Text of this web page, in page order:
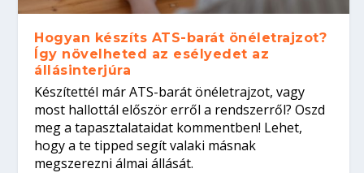
Hogyan készíts ATS-barát önéletrajzot?
Így növelheted az esélyedet az
állásinterjúra
Készítettél már ATS-barát önéletrajzot, vagy
most hallottál először erről a rendszerről? Oszd
meg a tapasztalataidat kommentben! Lehet,
hogy a te tipped segít valaki másnak
megszerezni álmai állását.